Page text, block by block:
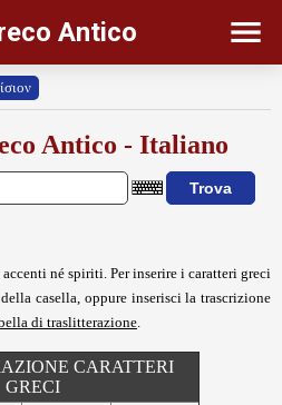
Antico
Antico - Italiano
né spiriti. Per inserire i caratteri greci
casella, oppure inserisci la trascrizione
di traslitterazione
CARATTERI
GRECI